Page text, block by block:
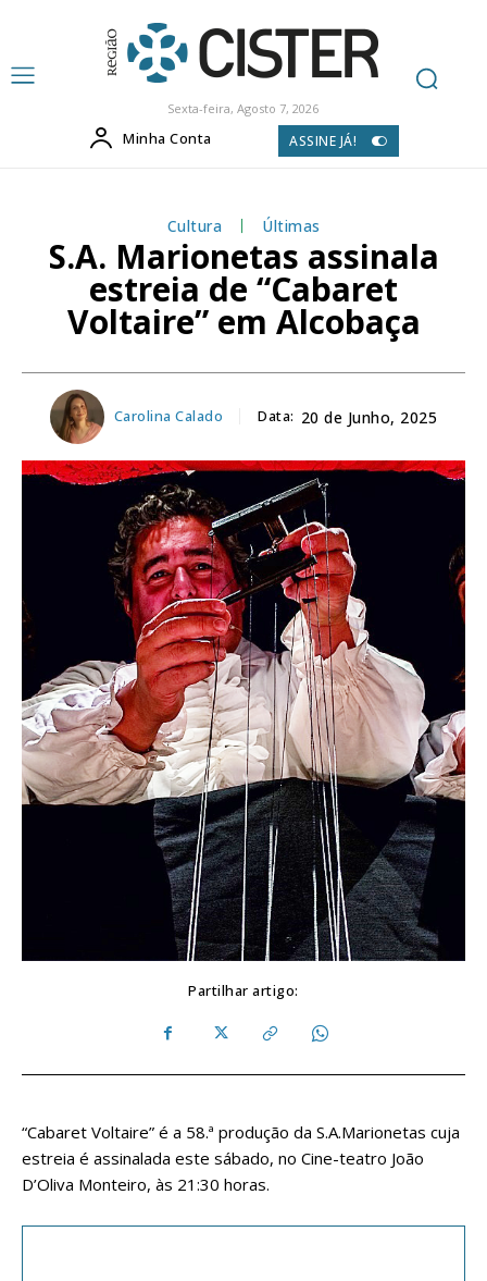
Sexta-feira, Agosto 7, 2026
Minha Conta ASSINE JÁ!
Cultura Últimas
S.A. Marionetas assinala
estreia de “Cabaret
Voltaire” em Alcobaça
Carolina Calado Data: 20 de Junho, 2025
Partilhar artigo:
“Cabaret Voltaire” é a 58.ª produção da S.A.Marionetas cuja
estreia é assinalada este sábado, no Cine-teatro João
D’Oliva Monteiro, às 21:30 horas.